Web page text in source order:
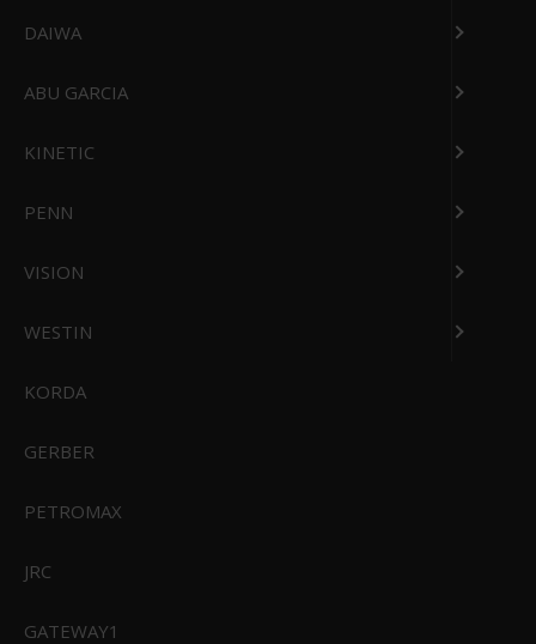
Feuerhand Lampeolie 1L
DAIWA
ABU GARCIA
KINETIC
PENN
VISION
WESTIN
KORDA
GERBER
PETROMAX
JRC
GATEWAY1